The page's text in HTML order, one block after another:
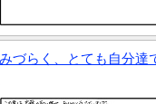
づらく、とても自分達